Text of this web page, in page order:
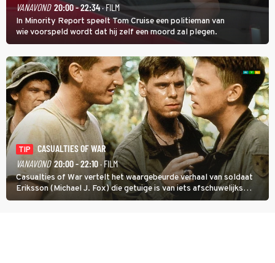
VANAVOND 20:00 - 22:34· FILM
In Minority Report speelt Tom Cruise een politieman van
wie voorspeld wordt dat hij zelf een moord zal plegen.
TIP
CASUALTIES OF WAR
VANAVOND 20:00 - 22:10· FILM
Casualties of War vertelt het waargebeurde verhaal van soldaat
Eriksson (Michael J. Fox) die getuige is van iets afschuwelijks
tijdens de Vietnamoorlog. Hij besluit uit de school te klappen.